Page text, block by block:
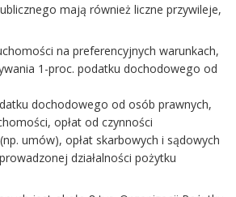
mają również liczne przywileje,
na preferencyjnych warunkach,
1-proc. podatku dochodowego od
dochodowego od osób prawnych,
opłat od czynności
umów), opłat skarbowych i sądowych
działalności pożytku